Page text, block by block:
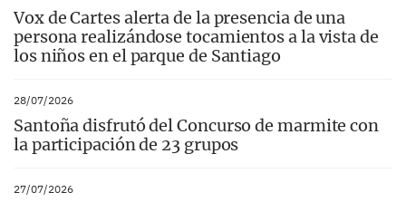
Vox de Cartes alerta de la presencia de una
persona realizándose tocamientos a la vista de
los niños en el parque de Santiago
28/07/2026
Santoña disfrutó del Concurso de marmite con
la participación de 23 grupos
27/07/2026